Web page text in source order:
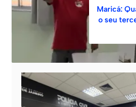
Maricá:
o seu